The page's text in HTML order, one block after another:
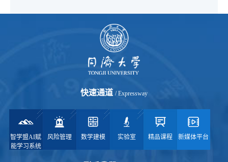
快速通道 / Expressway
智学盟AI赋
能学习系统
风险管理 数学建模 实验室 精品课程 新媒体平台